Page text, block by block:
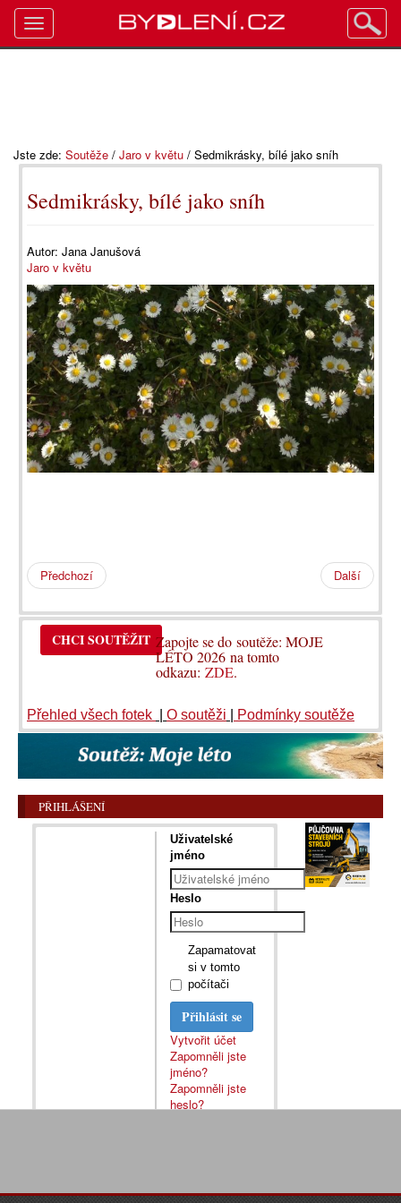
Jste zde: Soutěže / Jaro v květu / Sedmikrásky, bílé jako sníh
Sedmikrásky, bílé jako sníh
Autor: Jana Janušová
Jaro v květu
Předchozí Další
CHCI SOUTĚŽIT Zapojte se do soutěže: MOJE
LÉTO 2026 na tomto
odkazu:ZDE.
Přehled všech fotek O soutěži Podmínky soutěže
PŘIHLÁŠENÍ
Uživatelské
jméno
Heslo
Zapamatovat
si v tomto
počítači
Přihlásit se
Vytvořit účet
Zapomněli jste
jméno?
Zapomněli jste
heslo?
Toggle
navigation